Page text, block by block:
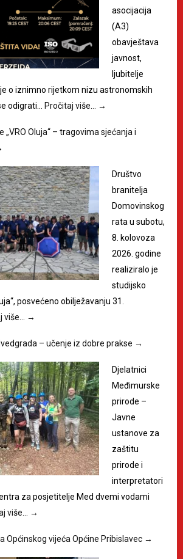
asocijacija
(A3)
obavještava
javnost,
ljubitelje
o iznimno rijetkom nizu astronomskih
odigrati…
Pročitaj više… →
„VRO Oluja“ – tragovima sjećanja i
Društvo
branitelja
Domovinskog
rata u subotu,
8. kolovoza
2026. godine
realiziralo je
studijsko
posvećeno obilježavanju 31.
više… →
– učenje iz dobre prakse →
Djelatnici
Međimurske
prirode –
Javne
ustanove za
zaštitu
prirode i
interpretatori
za posjetitelje Med dvemi vodami
više… →
Općinskog vijeća Općine Pribislavec →